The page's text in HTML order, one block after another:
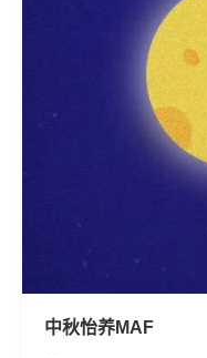
中秋怡养MAF